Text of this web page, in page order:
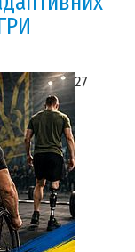
27